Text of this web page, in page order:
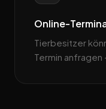
Online-
Tierbesitzer
Termin anfragen